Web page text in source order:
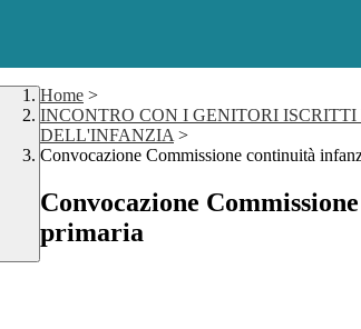
Home >
INCONTRO CON I GENITORI
DELL'INFANZIA >
Convocazione Commissione continuità
Convocazione
primaria